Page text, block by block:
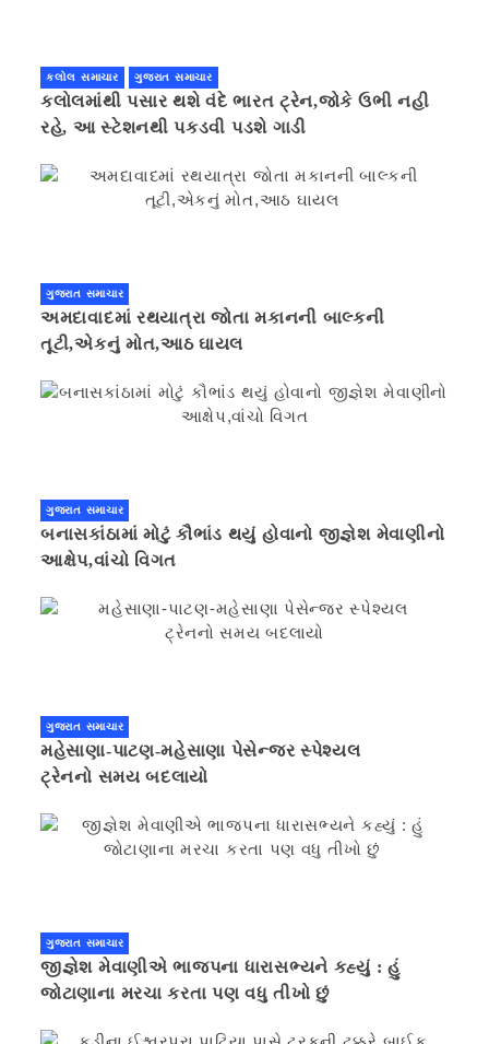
કલોલ સમાચાર ગુજરાત સમાચાર
કલોલમાંથી પસાર થશે વંદે ભારત ટ્રેન,જોકે ઉભી નહી
રહે, આ સ્ટેશનથી પકડવી પડશે ગાડી
ગુજરાત સમાચાર
અમદાવાદમાં રથયાત્રા જોતા મકાનની બાલ્કની
તૂટી,એકનું મોત,આઠ ઘાયલ
ગુજરાત સમાચાર
બનાસકાંઠામાં મોટું કૌભાંડ થયું હોવાનો જીજ્ઞેશ મેવાણીનો
આક્ષેપ,વાંચો વિગત
ગુજરાત સમાચાર
મહેસાણા-પાટણ-મહેસાણા પેસેન્જર સ્પેશ્યલ
ટ્રેનનો સમય બદલાયો
ગુજરાત સમાચાર
જીજ્ઞેશ મેવાણીએ ભાજપના ધારાસભ્યને કહ્યું : હું
જોટાણાના મરચા કરતા પણ વધુ તીખો છું